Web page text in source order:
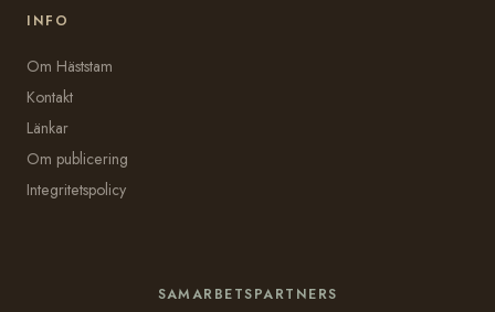
INFO
Om Häststam
Kontakt
Länkar
Om publicering
Integritetspolicy
SAMARBETSPARTNERS